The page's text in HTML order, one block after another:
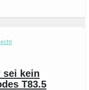
sei kein
T83.5